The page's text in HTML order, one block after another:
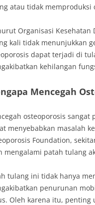
atau tidak memproduksi
Organisasi Kesehatan
kali tidak menunjukkan
dapat terjadi di
kehilangan
Mencegah
osteoporosis
menyebabkan masalah
Foundation,
mengalami patah tulang
tulang ini tidak hanya
penurunan
Oleh karena itu,